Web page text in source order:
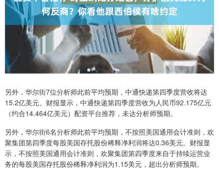
另外，华尔街7位分析师此前平均预期，中通快递第四季度营收将达
15.2亿美元。财报显示，中通快递第四季度营收为人民币92.175亿元
（约合14.464亿美元）配资平台推荐，未达分析师预期。
另外，华尔街6名分析师此前平均预期，不按照美国通用会计准则，欢
聚集团第四季度每股美国存托股份稀释净利润将达0.36美元。财报显
示，不按照美国通用会计准则，欢聚集团第四季度来自于持续运营业
务的每股美国存托股份稀释净利润为1.15美元，超出分析师预期。